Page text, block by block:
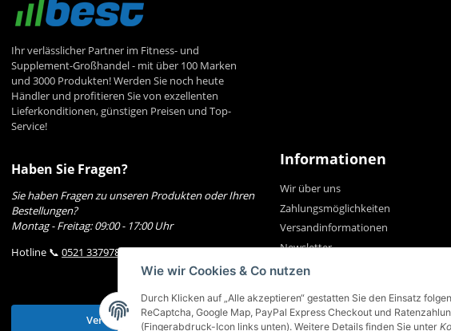
Wie wir Cookies & Co nutzen
Durch Klicken auf „Alle akzeptieren“ gestatten Sie den Einsatz
ReCaptcha, Google Map, PayPal Express Checkout und
(Fingerabdruck-Icon links unten). Weitere Details finden Sie unter
Ihr verlässlicher Partner im Fitness- und
Supplement-Großhandel - mit über 100 Marken
und 3000 Produkten! Werden Sie noch heute
Händler und profitieren Sie von exzellenten
Lieferkonditionen, günstigen Preisen und Top-
Service!
Haben Sie Fragen?
Sie haben Fragen zu unseren Produkten oder Ihren
Bestellungen?
Montag - Freitag: 09:00 - 17:00 Uhr
Hotline 📞 0521 33797807
Informationen
Wir über uns
Zahlungsmöglichkeiten
Versandinformationen
Newsletter
Vertrag widerrufen